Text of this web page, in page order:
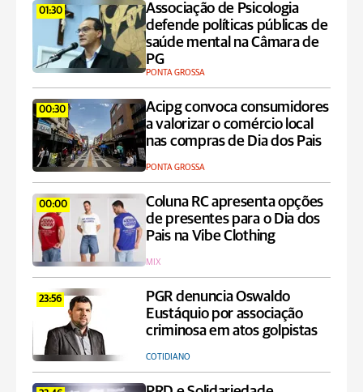
01:30
Associação de Psicologia
defende políticas públicas de
saúde mental na Câmara de
PG
PONTA GROSSA
00:30
Acipg convoca consumidores
a valorizar o comércio local
nas compras de Dia dos Pais
PONTA GROSSA
00:00
Coluna RC apresenta opções
de presentes para o Dia dos
Pais na Vibe Clothing
MIX
23:56
PGR denuncia Oswaldo
Eustáquio por associação
criminosa em atos golpistas
COTIDIANO